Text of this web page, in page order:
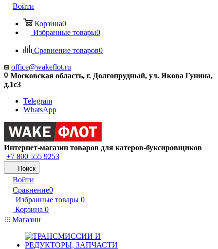
Войти
Корзина0
Избранные товары0
Сравнение товаров0
office@wakeflot.ru
Московская область, г. Долгопрудный, ул. Якова Гунина,
д.1с3
Telegram
WhatsApp
Интернет-магазин товаров для катеров-буксировщиков
+7 800 555 9253
Поиск
Войти
Сравнение0
Избранные товары 0
Корзина 0
Магазин